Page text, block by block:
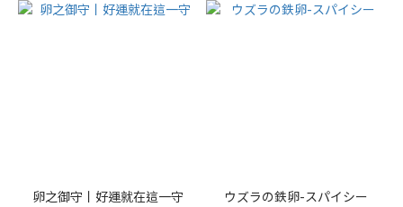
卵之御守丨好運就在這一守 ウズラの鉄卵-スパイシー